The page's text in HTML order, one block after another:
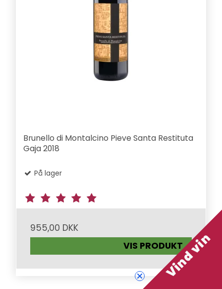
Brunello di Montalcino Pieve Santa Restituta
Gaja 2018
På lager
955,00 DKK
VIS PRODUKTVind vin